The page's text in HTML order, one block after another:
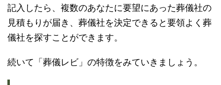
記入したら、 複数のあなたに要望にあった葬儀社の
見積もりが届き、 葬儀社を決定できると要領よく葬
儀社を探すことができます。
続いて「葬儀レビ」の特徴をみていきましょう。